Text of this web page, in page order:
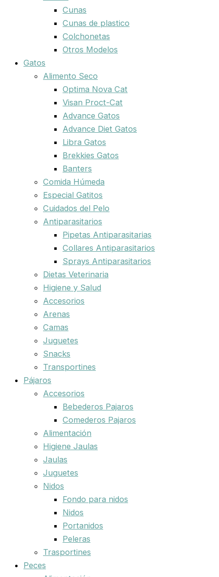
Cunas
Cunas de plastico
Colchonetas
Otros Modelos
Gatos
Alimento Seco
Optima Nova Cat
Visan Proct-Cat
Advance Gatos
Advance Diet Gatos
Libra Gatos
Brekkies Gatos
Banters
Comida Húmeda
Especial Gatitos
Cuidados del Pelo
Antiparasitarios
Pipetas Antiparasitarias
Collares Antiparasitarios
Sprays Antiparasitarios
Dietas Veterinaria
Higiene y Salud
Accesorios
Arenas
Camas
Juguetes
Snacks
Transportines
Pájaros
Accesorios
Bebederos Pajaros
Comederos Pajaros
Alimentación
Higiene Jaulas
Jaulas
Juguetes
Nidos
Fondo para nidos
Nidos
Portanidos
Peleras
Trasportines
Peces